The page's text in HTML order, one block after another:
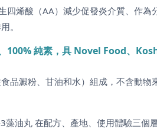
四烯酸（AA）減少促發炎介質、作
。
100% 純素，具 Novel Food、
品澱粉、甘油和水）組成，不含動
油丸 在配方、產地、使用體驗三個